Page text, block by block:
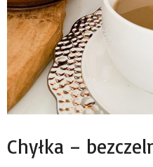
Chyłka –